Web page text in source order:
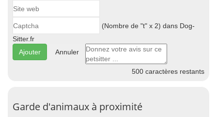
(Nombre de "t" x 2) dans Dog-
Sitter.fr
Annuler
500 caractères restants
Garde d'animaux à proximité